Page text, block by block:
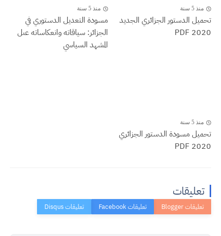
منذ 5 سنة
تحميل الدستور الجزائري الجديد
2020 PDF
منذ 5 سنة
مسودة التعديل الدستوري في
الجزائر: سياقاته وانعكاساته عىل
المشهد السياسي
منذ 5 سنة
تحميل مسودة الدستور الجزائري
2020 PDF
تعليقات